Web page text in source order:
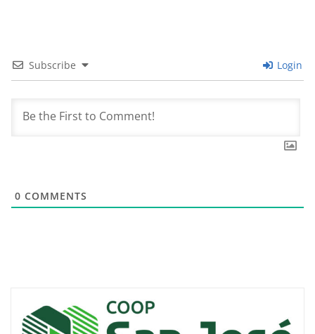
Subscribe Login
0 COMMENTS